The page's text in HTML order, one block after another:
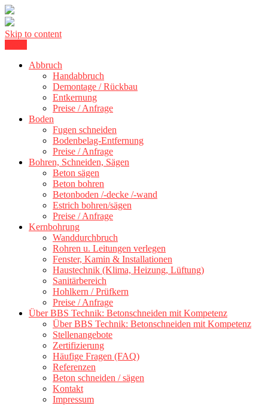
Skip to content
BBS Technik GmbH
300 kmAbbruch
Handabbruch
Demontage / Rückbau
Entkernung
Preise / Anfrage
Boden
Fugen schneiden
Bodenbelag-Entfernung
Preise / Anfrage
Bohren, Schneiden, Sägen
Beton sägen
Beton bohren
Betonboden /-decke /-wand
Estrich bohren/sägen
Preise / Anfrage
Kernbohrung
Wanddurchbruch
Rohren u. Leitungen verlegen
Fenster, Kamin & Installationen
Haustechnik (Klima, Heizung, Lüftung)
Sanitärbereich
Hohlkern / Prüfkern
Preise / Anfrage
Über BBS Technik: Betonschneiden mit Kompetenz
Über BBS Technik: Betonschneiden mit Kompetenz
Stellenangebote
Zertifizierung
Häufige Fragen (FAQ)
Referenzen
Beton schneiden / sägen
Kontakt
Impressum